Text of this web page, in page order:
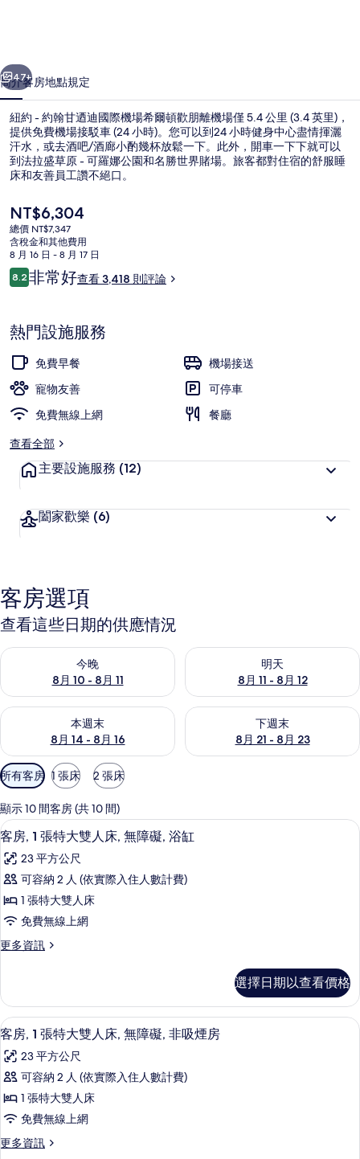
迪
國
際
機
場
希
爾
頓
歡
的
相
片
集
個 下一個
47+
簡介客房地點規定
紐約 - 約翰甘迺迪國際機場希爾頓歡朋離機場僅 5.4 公里 (3.4 英里)，
提供免費機場接駁車 (24 小時)。您可以到24 小時健身中心盡情揮灑
汗水，或去酒吧/酒廊小酌幾杯放鬆一下。此外，開車一下下就可以
到法拉盛草原 - 可羅娜公園和名勝世界賭場。旅客都對住宿的舒服睡
床和友善員工讚不絕口。
目
前
的
價
格
是
NT$6,304
總價 NT$7,347
含稅金和其他費用
8 月 16 日 - 8 月 17 日
評
論
8.28.2 分，滿分 10 分，
非常好查看 3,418 則評論
熱門設施服務
免費早餐
機場接送
寵物友善
可停車
免費無線上網
餐廳
查看全部
主要設施服務 (12)
闔家歡樂 (6)
客房選項
查看這些日期的供應情況
今晚
8月 10 - 8月 11
查看今晚 (8月 10 - 8月 11) 的供應情況
明天
8月 11 - 8月 12
查看明天 (8月 11 - 8月 12) 的供
本週末
8月 14 - 8月 16
查看本週末 (8月 14 - 8月 16) 的供應情況
下週末
8月 21 - 8月 23
查看下週末 (8月 21 - 8月 23)
可
用
的
客
房
篩
選
條
所有客房 1 張床 2 張床
顯示 10 間客房 (共 10 間)
顯
示
客
房,
1
張
特
雙
人
床,
無
障
礙,
浴
缸
高級寢具、客房內保險箱、書桌、筆
6
客房, 1 張特大雙人床, 無障礙, 浴缸
23 平方公尺
可容納 2 人 (依實際入住人數計費)
1 張特大雙人床
免費無線上網
更多資訊
更
1
張
特
雙
人
無
障
浴
選擇日期以查看價格
顯
示
客
房,
1
張
特
高級寢具、客房內保險箱、書桌、筆
5
客房, 1 張特大雙人床, 無障礙, 非吸煙房
23 平方公尺
可容納 2 人 (依實際入住人數計費)
1 張特大雙人床
免費無線上網
更多資訊
更